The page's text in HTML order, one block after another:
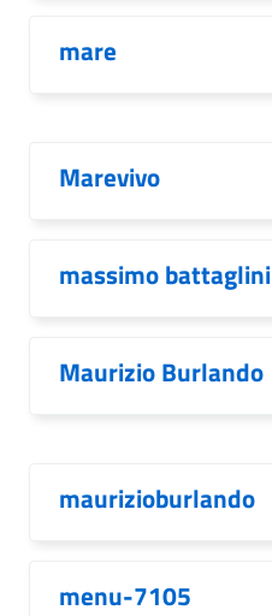
mare
Marevivo
massimo battaglini
Maurizio Burlando
maurizioburlando
menu-7105